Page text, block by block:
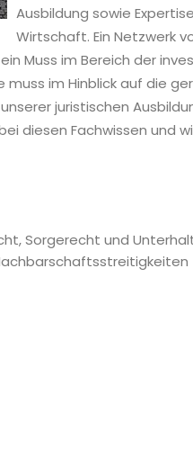
Ausbildung sowie
Wirtschaft. Ein Netzwerk
Muss im Bereich der
im Hinblick auf die
juristischen
diesen Fachwissen
Sorgerecht und